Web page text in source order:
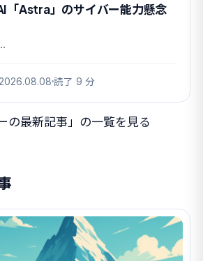
「Astra」のサイバー能力懸念
2026.08.08 読了 9 分
の最新記事」の一覧を見る